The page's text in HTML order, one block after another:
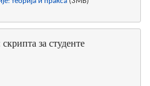
за студенте